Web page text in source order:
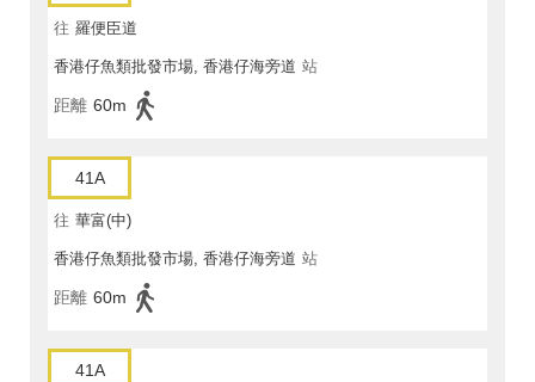
往 羅便臣道
香港仔魚類批發市場, 香港仔海旁道 站
距離 60m
41A
往 華富(中)
香港仔魚類批發市場, 香港仔海旁道 站
距離 60m
41A